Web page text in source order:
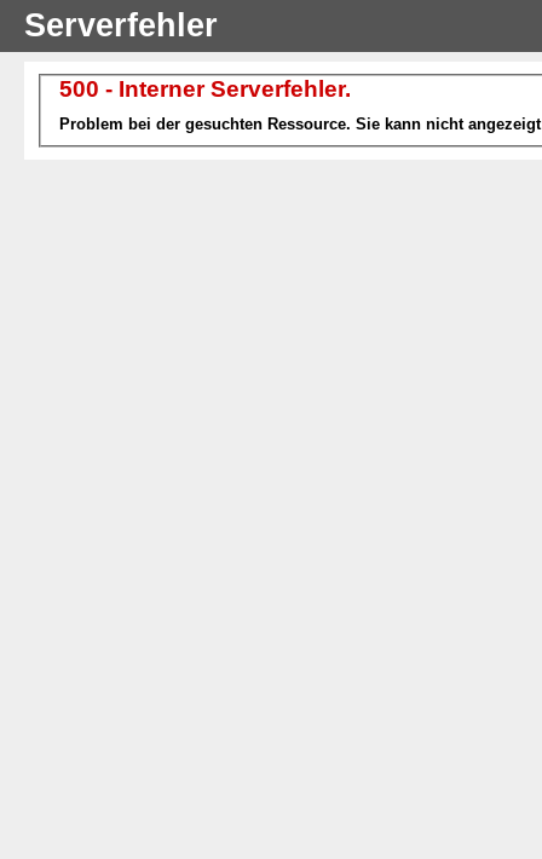
Serverfehler
500 - Interner Serverfehler.
Problem bei der gesuchten Ressource. Sie kann nicht